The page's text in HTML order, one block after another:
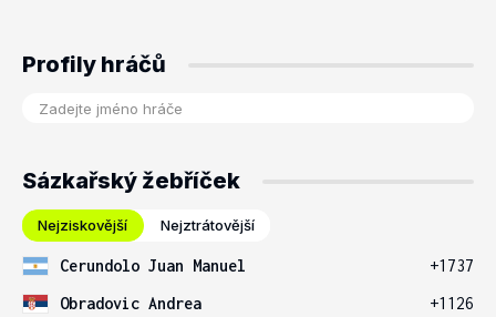
Profily hráčů
Sázkařský žebříček
Nejziskovější Nejztrátovější
Cerundolo Juan Manuel
+1737
Obradovic Andrea
+1126